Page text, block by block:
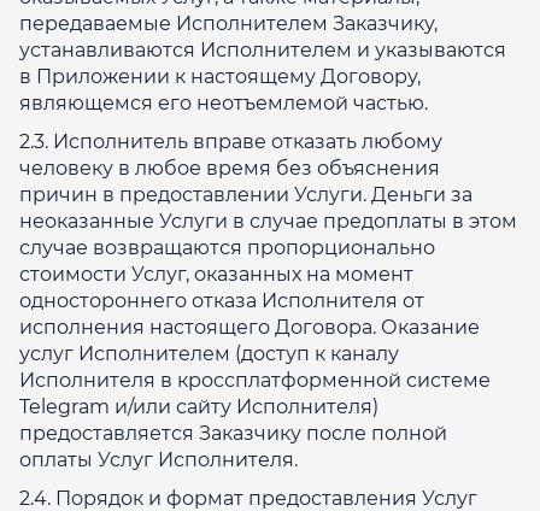
передаваемые Исполнителем Заказчику,
устанавливаются Исполнителем и указываются
в Приложении к настоящему Договору,
являющемся его неотъемлемой частью.
2.3. Исполнитель вправе отказать любому
человеку в любое время без объяснения
причин в предоставлении Услуги. Деньги за
неоказанные Услуги в случае предоплаты в этом
случае возвращаются пропорционально
стоимости Услуг, оказанных на момент
одностороннего отказа Исполнителя от
исполнения настоящего Договора. Оказание
услуг Исполнителем (доступ к каналу
Исполнителя в кроссплатформенной системе
Telegram и/или сайту Исполнителя)
предоставляется Заказчику после полной
оплаты Услуг Исполнителя.
2.4. Порядок и формат предоставления Услуг